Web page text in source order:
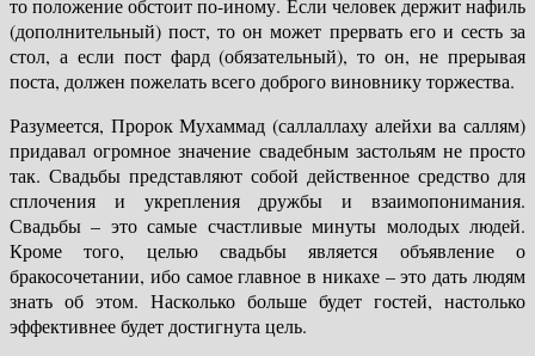
то положение обстоит по-иному. Если человек держит нафиль
(дополнительный) пост, то он может прервать его и сесть за
стол, а если пост фард (обязательный), то он, не прерывая
поста, должен пожелать всего доброго виновнику торжества.
Разумеется, Пророк Мухаммад (саллаллаху алейхи ва саллям)
придавал огромное значение свадебным застольям не просто
так. Свадьбы представляют собой действенное средство для
сплочения и укрепления дружбы и взаимопонимания.
Свадьбы – это самые счастливые минуты молодых людей.
Кроме того, целью свадьбы является объявление о
бракосочетании, ибо самое главное в никахе – это дать людям
знать об этом. Насколько больше будет гостей, настолько
эффективнее будет достигнута цель.